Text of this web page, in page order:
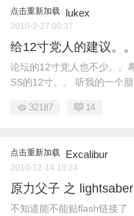
点击重新加载 lukex
2010-2-27 00:37
给12寸党人的建议。。
论坛的12寸党人也不少。。
SS的12寸。。 听我的一个朋
32187 14
点击重新加载 Excalibur
2010-12-14 10:24
原力父子 之
不知道能不能贴flash链接了